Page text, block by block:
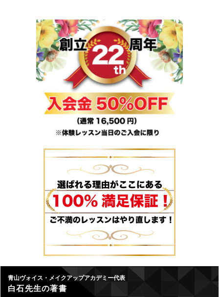
青山ヴォイス・メイクアップアカデミー代表
白石先生の著書